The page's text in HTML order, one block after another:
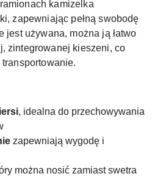
kamizelka
zapewniając pełną swobodę
jest używana, można ją łatwo
zintegrowanej kieszeni, co
, idealna do przechowywania
zapewniają wygodę i
można nosić zamiast swetra